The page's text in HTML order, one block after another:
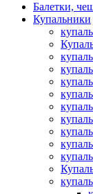
Балетки,
Купальники